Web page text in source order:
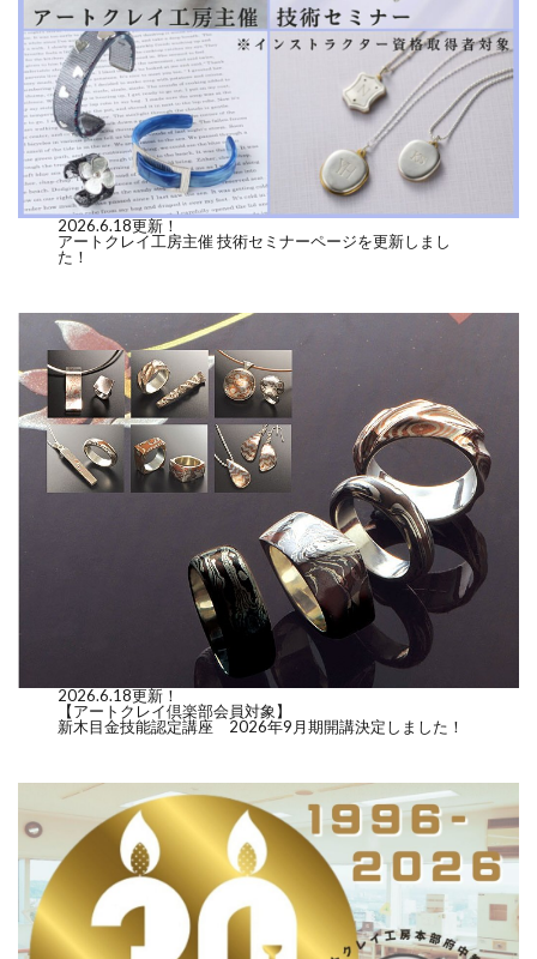
2026.6.18更新！
アートクレイ工房主催 技術セミナーページを更新しまし
た！
2026.6.18更新！
【アートクレイ倶楽部会員対象】
新木目金技能認定講座 2026年9月期開講決定しました！